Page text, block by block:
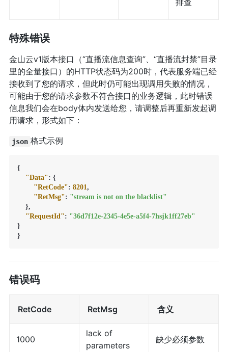
排查
特殊错误
金山云v1版本接口（“直播流信息查询”、“直播流封禁”目录
里的全量接口）的HTTP状态码为200时，代表服务端已经
接收到了您的请求，但此时仍可能出现调用失败的情况，
可能由于您的请求参数不符合接口的业务逻辑，此时错误
信息我们会在body体内发送给您，请调整后再重新发起调
用请求，形式如下：
json 格式示例
{
"Data": {
"RetCode": 8201,
"RetMsg": "stream is not on the blacklist"
},
"RequestId": "36d7f12e-2345-4e5e-a5f4-7hsjk1ff27eb"
}
}
错误码
RetCode RetMsg 含义
1000
lack of
parameters
缺少必须参数